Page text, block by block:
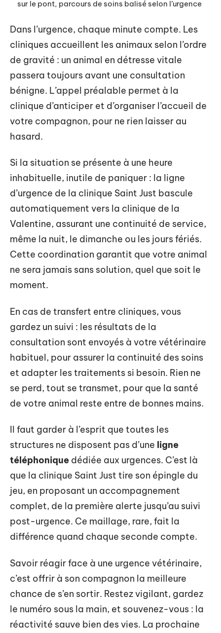
sur le pont, parcours de soins balisé selon l’urgence
Dans l’urgence, chaque minute compte. Les
cliniques accueillent les animaux selon l’ordre
de gravité : un animal en détresse vitale
passera toujours avant une consultation
bénigne. L’appel préalable permet à la
clinique d’anticiper et d’organiser l’accueil de
votre compagnon, pour ne rien laisser au
hasard.
Si la situation se présente à une heure
inhabituelle, inutile de paniquer : la ligne
d’urgence de la clinique Saint Just bascule
automatiquement vers la clinique de la
Valentine, assurant une continuité de service,
même la nuit, le dimanche ou les jours fériés.
Cette coordination garantit que votre animal
ne sera jamais sans solution, quel que soit le
moment.
En cas de transfert entre cliniques, vous
gardez un suivi : les résultats de la
consultation sont envoyés à votre vétérinaire
habituel, pour assurer la continuité des soins
et adapter les traitements si besoin. Rien ne
se perd, tout se transmet, pour que la santé
de votre animal reste entre de bonnes mains.
Il faut garder à l’esprit que toutes les
structures ne disposent pas d’une ligne
téléphonique dédiée aux urgences. C’est là
que la clinique Saint Just tire son épingle du
jeu, en proposant un accompagnement
complet, de la première alerte jusqu’au suivi
post-urgence. Ce maillage, rare, fait la
différence quand chaque seconde compte.
Savoir réagir face à une urgence vétérinaire,
c’est offrir à son compagnon la meilleure
chance de s’en sortir. Restez vigilant, gardez
le numéro sous la main, et souvenez-vous : la
réactivité sauve bien des vies. La prochaine